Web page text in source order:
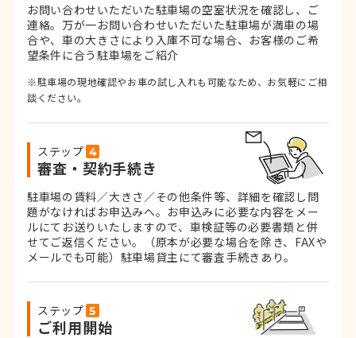
お問い合わせいただいた駐車場の空室状況を確認し、ご
連絡。 万が一お問い合わせいただいた駐車場が満車の場
合や、車の大きさにより入庫不可な場合、お客様のご希
望条件に合う駐車場をご紹介
※駐車場の現地確認やお車の試し入れも可能なため、お気軽にご相
談ください。
ステップ
審査・契約手続き
駐車場の賃料／大きさ／その他条件等、詳細を確認し問
題がなければお申込みへ。お申込みに必要な内容をメー
ルにてお送りいたしますので、車検証等の必要書類と併
せてご返信ください。
（原本が必要な場合を除き、FAXや
メールでも可能） 駐車場貸主にて審査手続きあり。
ステップ
ご利用開始